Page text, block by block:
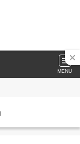
MENU